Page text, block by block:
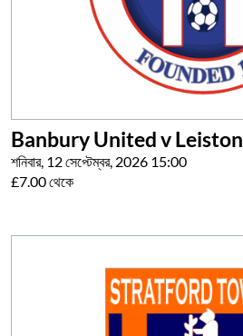
Banbury United v Leiston
শনিবার, 12 সেপ্টেম্বর, 2026 15:00
£7.00 থেকে